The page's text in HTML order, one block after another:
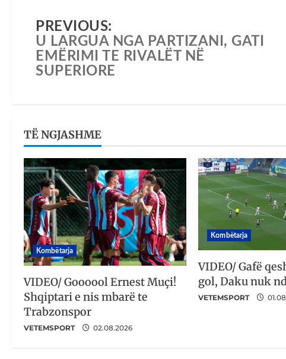
PREVIOUS:
U LARGUA NGA PARTIZANI, GATI
EMËRIMI TE RIVALËT NË
SUPERIORE
TË NGJASHME
Kombëtarja
VIDEO/ Goooool Ernest Muçi!
Shqiptari e nis mbarë te
Trabzonspor
VETEMSPORT 02.08.2026
Kombëtarja
VIDEO/ Gafë
gol, Daku nuk
VETEMSPORT